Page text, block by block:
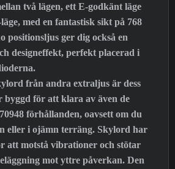
två lägen, ett E-godkänt läge
med en fantastisk sikt på 768
positionsljus ger dig också en
designeffekt, perfekt placerad i
från andra extraljus är dess
byggd för att klara av även de
förhållanden, oavsett om du
eller i ojämn terräng. Skylord har
att motstå vibrationer och stötar
mot yttre påverkan. Den